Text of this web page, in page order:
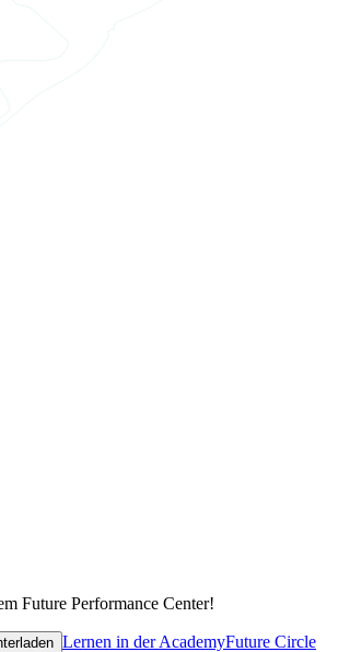
Future Performance Center!
Lernen in der AcademyFuture Circle